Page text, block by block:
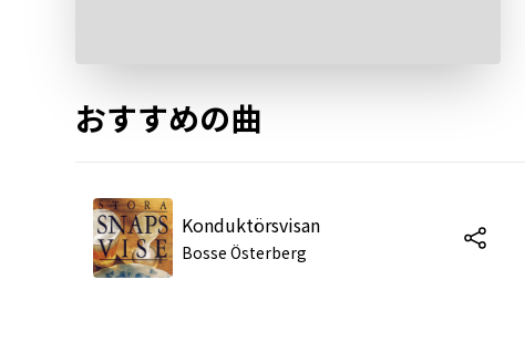
おすすめの曲
Konduktörsvisan
Bosse Österberg